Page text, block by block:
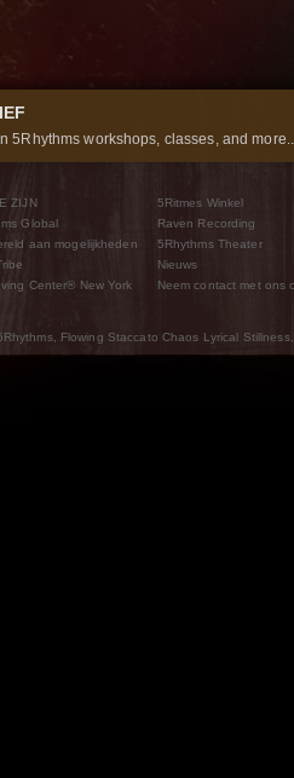
5Rhythms workshops, classes, and
ZIJN
Global
aan mogelijkheden
Center® New York
5Ritmes Winkel
Raven Recording
5Rhythms Theater
Nieuws
Neem contact met ons
Flowing Staccato Chaos Lyrical